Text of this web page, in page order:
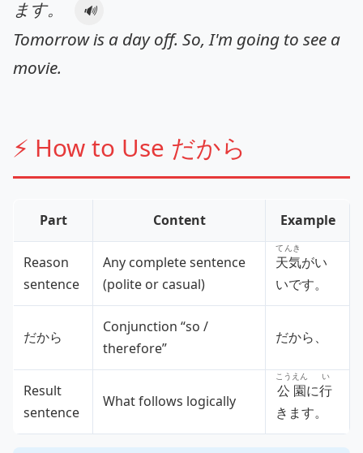
ます。 🔊
Tomorrow is a day off. So, I'm going to see a
movie.
⚡ How to Use だから
Part Content Example
Reason
sentence
Any complete sentence
(polite or casual)
天気
てんき
がい
いです。
だから
Conjunction “so /
therefore”
だから、
Result
sentence
What follows logically
公園
こうえん
に行
い
きます。